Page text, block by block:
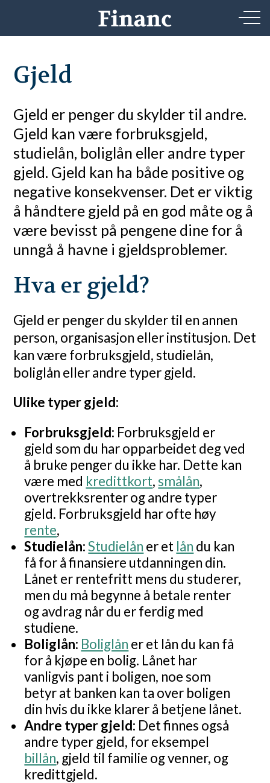
Gjeld
Gjeld er penger du skylder til andre.
Gjeld kan være forbruksgjeld,
studielån, boliglån eller andre typer
gjeld. Gjeld kan ha både positive og
negative konsekvenser. Det er viktig
å håndtere gjeld på en god måte og å
være bevisst på pengene dine for å
unngå å havne i gjeldsproblemer.
Hva er gjeld?
Gjeld er penger du skylder til en annen
person, organisasjon eller institusjon. Det
kan være forbruksgjeld, studielån,
boliglån eller andre typer gjeld.
Ulike typer gjeld:
Forbruksgjeld: Forbruksgjeld er
gjeld som du har opparbeidet deg ved
å bruke penger du ikke har. Dette kan
være med kredittkort,smålån,
overtrekksrenter og andre typer
gjeld. Forbruksgjeld har ofte høy
rente,
Studielån:Studielån er et lån du kan
få for å finansiere utdanningen din.
Lånet er rentefritt mens du studerer,
men du må begynne å betale renter
og avdrag når du er ferdig med
studiene.
Boliglån: Boliglån er et lån du kan få
for å kjøpe en bolig. Lånet har
vanligvis pant i boligen, noe som
betyr at banken kan ta over boligen
din hvis du ikke klarer å betjene lånet.
Andre typer gjeld: Det finnes også
andre typer gjeld, for eksempel
billån, gjeld til familie og venner, og
kredittgjeld.